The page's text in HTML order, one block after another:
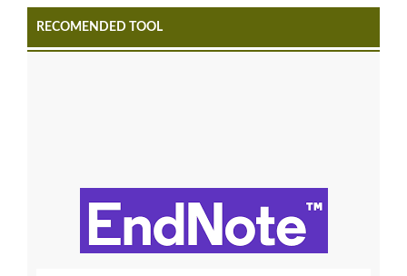
RECOMENDED TOOL